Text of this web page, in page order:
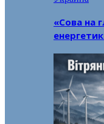
«Сова на